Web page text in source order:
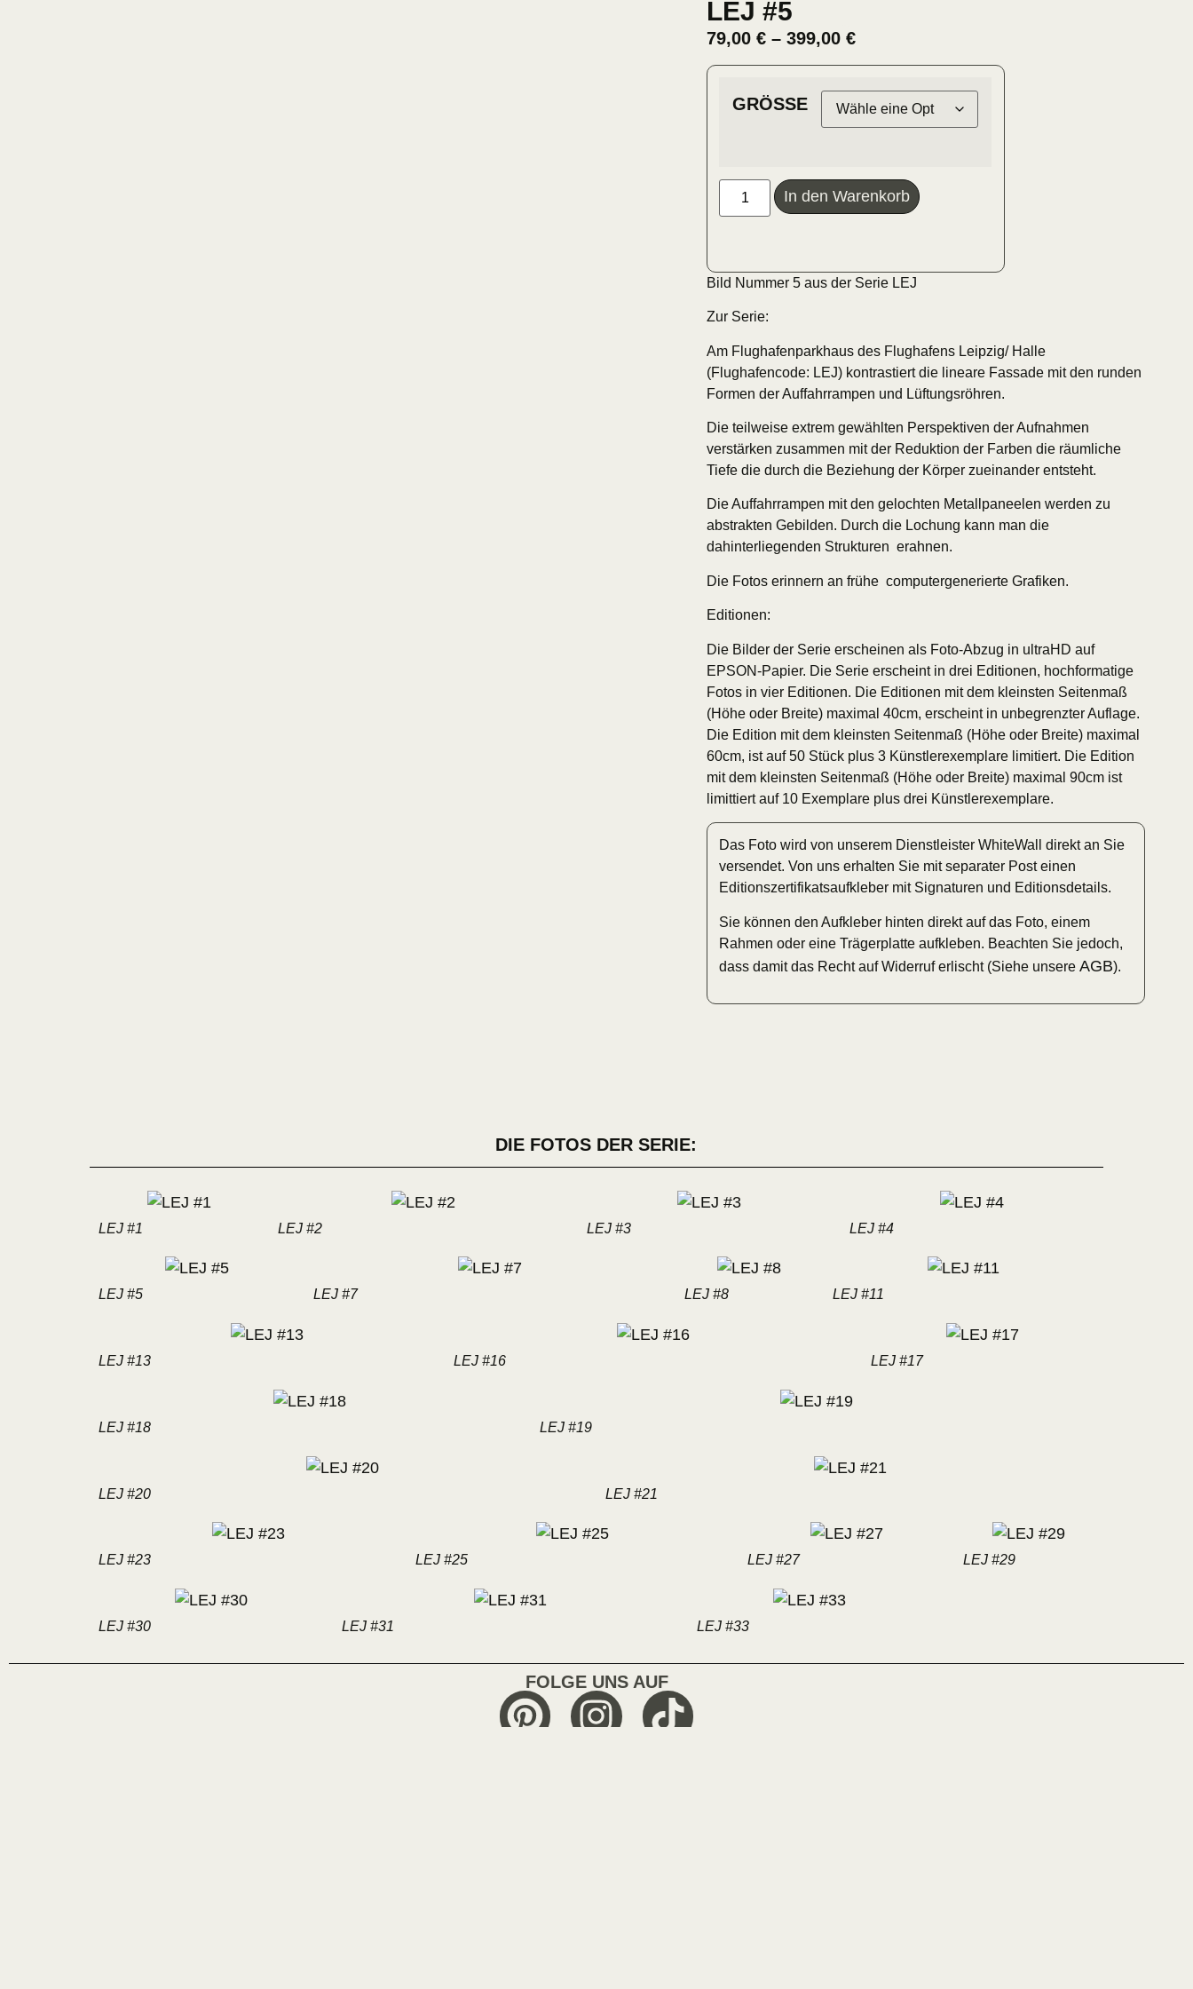
LEJ #5
79,00 €– 399,00 €
GRÖSSE
In den Warenkorb
Bild Nummer 5 aus der Serie LEJ
Zur Serie:
Am Flughafenparkhaus des Flughafens Leipzig/ Halle
(Flughafencode: LEJ) kontrastiert die lineare Fassade mit den runden
Formen der Auffahrrampen und Lüftungsröhren.
Die teilweise extrem gewählten Perspektiven der Aufnahmen
verstärken zusammen mit der Reduktion der Farben die räumliche
Tiefe die durch die Beziehung der Körper zueinander entsteht.
Die Auffahrrampen mit den gelochten Metallpaneelen werden zu
abstrakten Gebilden. Durch die Lochung kann man die
dahinterliegenden Strukturen erahnen.
Die Fotos erinnern an frühe computergenerierte Grafiken.
Editionen:
Die Bilder der Serie erscheinen als Foto-Abzug in ultraHD auf
EPSON-Papier. Die Serie erscheint in drei Editionen, hochformatige
Fotos in vier Editionen. Die Editionen mit dem kleinsten Seitenmaß
(Höhe oder Breite) maximal 40cm, erscheint in unbegrenzter Auflage.
Die Edition mit dem kleinsten Seitenmaß (Höhe oder Breite) maximal
60cm, ist auf 50 Stück plus 3 Künstlerexemplare limitiert. Die Edition
mit dem kleinsten Seitenmaß (Höhe oder Breite) maximal 90cm ist
limittiert auf 10 Exemplare plus drei Künstlerexemplare.
Das Foto wird von unserem Dienstleister WhiteWall direkt an Sie
versendet. Von uns erhalten Sie mit separater Post einen
Editionszertifikatsaufkleber mit Signaturen und Editionsdetails.
Sie können den Aufkleber hinten direkt auf das Foto, einem
Rahmen oder eine Trägerplatte aufkleben. Beachten Sie jedoch,
dass damit das Recht auf Widerruf erlischt (Siehe unsereAGB).
DIE FOTOS DER SERIE:
LEJ #1 LEJ #2 LEJ #3 LEJ #4
LEJ #5 LEJ #7 LEJ #8 LEJ #11
LEJ #13 LEJ #16 LEJ #17
LEJ #18 LEJ #19
LEJ #20 LEJ #21
LEJ #23 LEJ #25 LEJ #27 LEJ #29
LEJ #30 LEJ #31 LEJ #33
FOLGE UNS AUF